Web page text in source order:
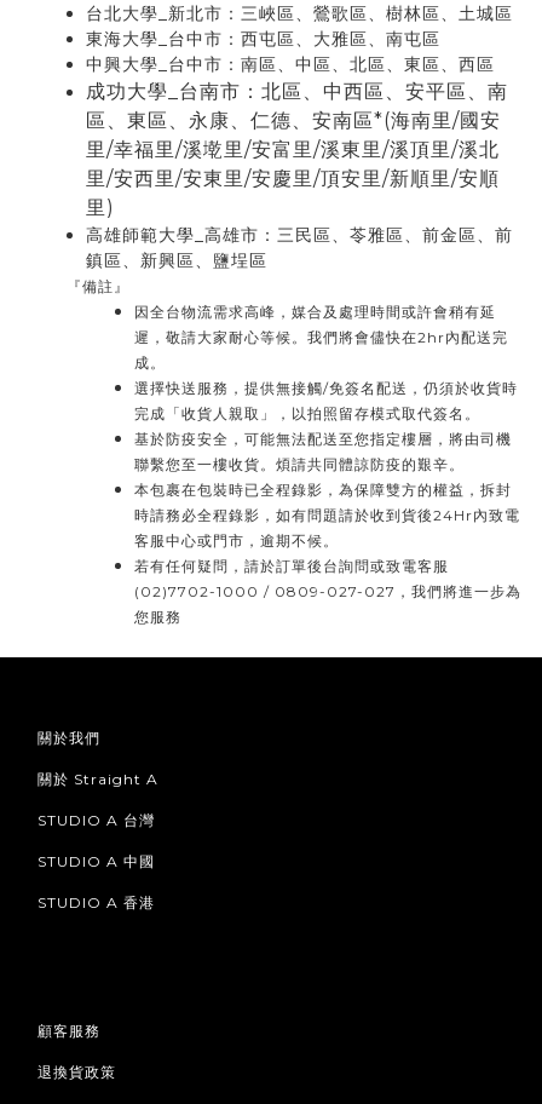
台北大學_新北市：三峽區、鶯歌區、樹林區、土城區
東海大學_台中市：西屯區、大雅區、南屯區
中興大學_台中市：南區、中區、北區、東區、西區
成功大學_台南市：北區、中西區、安平區、南
區、東區、永康、仁德、安南區*(海南里/國安
里/幸福里/溪墘里/安富里/溪東里/溪頂里/溪北
里/安西里/安東里/安慶里/頂安里/新順里/安順
里)
高雄師範大學_高雄市： 三民區、苓雅區、前金區、前
鎮區、新興區、鹽埕區
『備註』
因全台物流需求高峰，媒合及處理時間或許會稍有延
遲，敬請大家耐心等候。我們將會儘快在2hr內配送完
成。
選擇快送服務，提供無接觸/免簽名配送，仍須於收貨時
完成「收貨人親取」，以拍照留存模式取代簽名。
基於防疫安全，可能無法配送至您指定樓層，將由司機
聯繫您至一樓收貨。煩請共同體諒防疫的艱辛。
本包裹在包裝時已全程錄影，為保障雙方的權益，拆封
時請務必全程錄影，如有問題請於收到貨後24Hr內致電
客服中心或門市，逾期不候。
若有任何疑問，請於訂單後台詢問或致電客服
(02)7702-1000 / 0809-027-027，我們將進一步為
您服務
關於我們
關於 Straight A
STUDIO A 台灣
STUDIO A 中國
STUDIO A 香港
顧客服務
退換貨政策